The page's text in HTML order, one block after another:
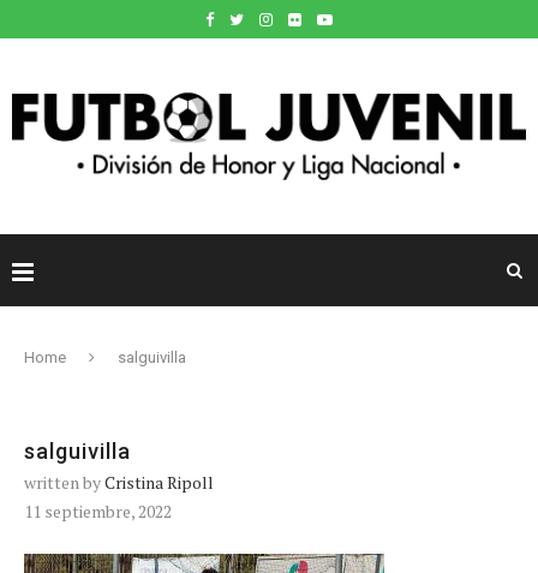
Home salguivilla
salguivilla
written byCristina Ripoll
11 septiembre, 2022